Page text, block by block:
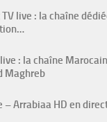
live : la chaîne
: la chaîne
Maghreb
– Arrabiaa HD en